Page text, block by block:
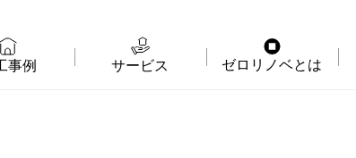
事例 サービス ゼロリノベとは